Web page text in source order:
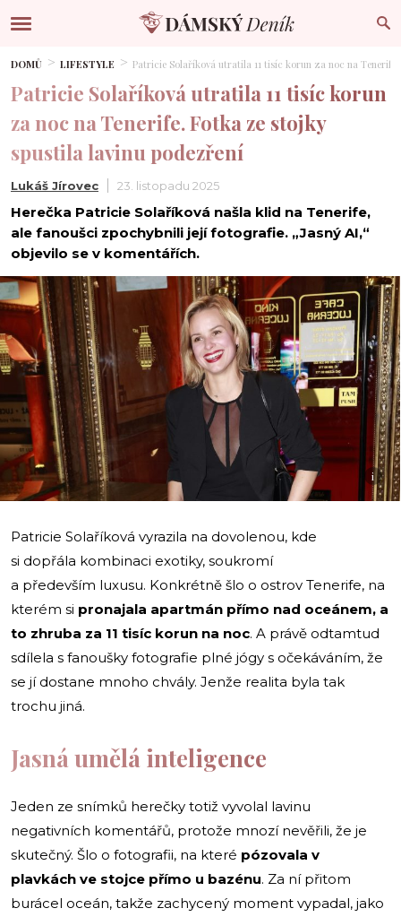
DOMŮ LIFESTYLE Patricie Solaříková utratila 11 tisíc korun za noc na
Patricie Solaříková utratila 11 tisíc korun
za noc na Tenerife. Fotka ze stojky
spustila lavinu podezření
Lukáš Jírovec 23. listopadu 2025
Herečka Patricie Solaříková našla klid na Tenerife,
ale fanoušci zpochybnili její fotografie. „Jasný AI,“
objevilo se v komentářích.
i
Patricie Solaříková vyrazila na dovolenou, kde
si dopřála kombinaci exotiky, soukromí
a především luxusu. Konkrétně šlo o ostrov Tenerife, na
kterém si pronajala apartmán přímo nad oceánem, a
to zhruba za 11 tisíc korun na noc. A právě odtamtud
sdílela s fanoušky fotografie plné jógy s očekáváním, že
se jí dostane mnoho chvály. Jenže realita byla tak
trochu jiná.
Jasná umělá inteligence
Jeden ze snímků herečky totiž vyvolal lavinu
negativních komentářů, protože mnozí nevěřili, že je
skutečný. Šlo o fotografii, na které pózovala v
plavkách ve stojce přímo u bazénu. Za ní přitom
burácel oceán, takže zachycený moment vypadal, jako